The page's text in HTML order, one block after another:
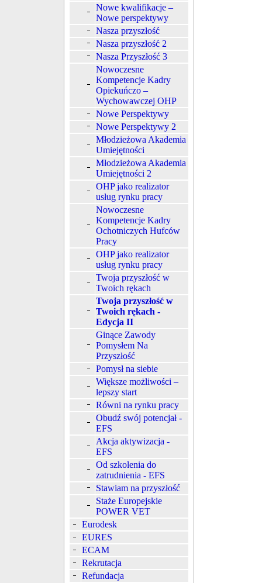
Nowe kwalifikacje –
Nowe perspektywy
Nasza przyszłość
Nasza przyszłość 2
Nasza Przyszłość 3
Nowoczesne
Kompetencje Kadry
Opiekuńczo –
Wychowawczej OHP
Nowe Perspektywy
Nowe Perspektywy 2
Młodzieżowa Akademia
Umiejętności
Młodzieżowa Akademia
Umiejętności 2
OHP jako realizator
usług rynku pracy
Nowoczesne
Kompetencje Kadry
Ochotniczych Hufców
Pracy
OHP jako realizator
usług rynku pracy
Twoja przyszłość w
Twoich rękach
Twoja przyszłość w
Twoich rękach -
Edycja II
Ginące Zawody
Pomysłem Na
Przyszłość
Pomysł na siebie
Większe możliwości –
lepszy start
Równi na rynku pracy
Obudź swój potencjał -
EFS
Akcja aktywizacja -
EFS
Od szkolenia do
zatrudnienia - EFS
Stawiam na przyszłość
Staże Europejskie
POWER VET
Eurodesk
EURES
ECAM
Rekrutacja
Refundacja